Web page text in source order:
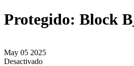
Protegido: Block
May 05 2025
Desactivado